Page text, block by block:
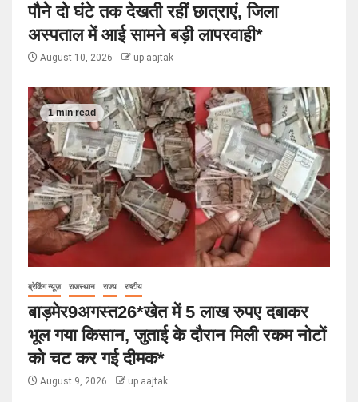
पौने दो घंटे तक देखती रहीं छात्राएं, जिला
अस्पताल में आई सामने बड़ी लापरवाही*
August 10, 2026 up aajtak
1 min read
ब्रेकिंग न्यूज़ राजस्थान राज्य राष्टीय
बाड़मेर9अगस्त26*खेत में 5 लाख रुपए दबाकर
भूल गया किसान, जुताई के दौरान मिली रकम नोटों
को चट कर गई दीमक*
August 9, 2026 up aajtak